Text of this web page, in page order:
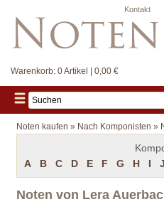
Kontakt
Warenkorb: 0 Artikel | 0,00 €
Noten kaufen » Nach Komponisten »
A
B C D E F G H I J
Noten von Lera